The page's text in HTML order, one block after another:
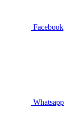
Facebook
Whatsapp